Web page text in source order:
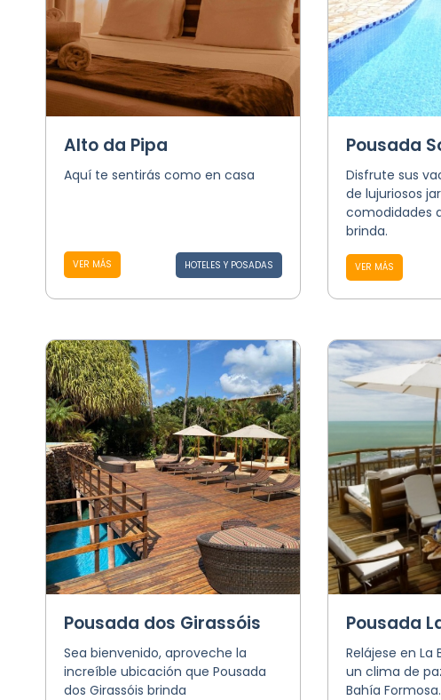
Alto da Pipa
Aquí te sentirás como en casa
VER MÁS HOTELES Y POSADAS
Pousada
Disfrute sus
de lujuriosos
comodidades
brinda.
VER MÁS
Pousada dos Girassóis
Sea bienvenido, aproveche la
increíble ubicación que Pousada
dos Girassóis brinda
Pousada
Relájese en
un clima de
Bahía Formosa.